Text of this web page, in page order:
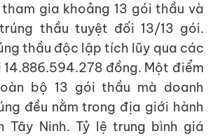
tham gia khoảng 13 gói thầu và
thầu tuyệt đối 13/13 gói.
thầu độc lập tích lũy qua các
14.886.594.278 đồng. Một điểm
bộ 13 gói thầu mà doanh
đều nằm trong địa giới hành
Tây Ninh. Tỷ lệ trung bình giá